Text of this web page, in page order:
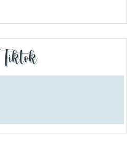
Tiktok